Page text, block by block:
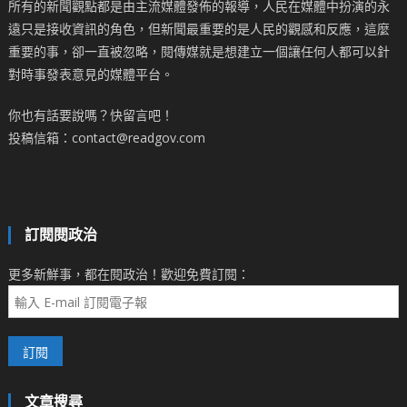
所有的新聞觀點都是由主流媒體發佈的報導，人民在媒體中扮演的永
遠只是接收資訊的角色，但新聞最重要的是人民的觀感和反應，這麼
重要的事，卻一直被忽略，閱傳媒就是想建立一個讓任何人都可以針
對時事發表意見的媒體平台。
你也有話要說嗎？快留言吧！
投稿信箱：contact@readgov.com
訂閱閱政治
更多新鮮事，都在閱政治！歡迎免費訂閱：
文章搜尋